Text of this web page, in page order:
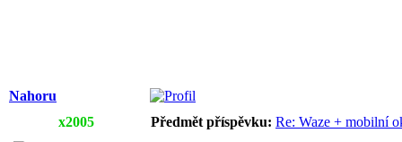
Nahoru
x2005
Předmět příspěvku: Re: Waze + mobilní